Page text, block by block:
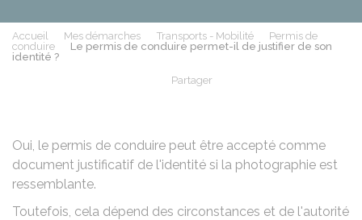
Accueil Mes démarches Transports - Mobilité
Permis de
conduire
Le permis de conduire permet-il de justifier de son
identité ?
Partager
Oui, le permis de conduire peut être accepté comme
document justificatif de l'identité si la photographie est
ressemblante.
Toutefois, cela dépend des circonstances et de l'autorité